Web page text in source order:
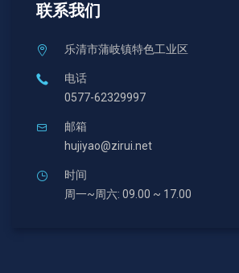
联系我们
乐清市蒲岐镇特色工业区
电话
0577-62329997
邮箱
hujiyao@zirui.net
时间
周一~周六: 09.00 ~ 17.00